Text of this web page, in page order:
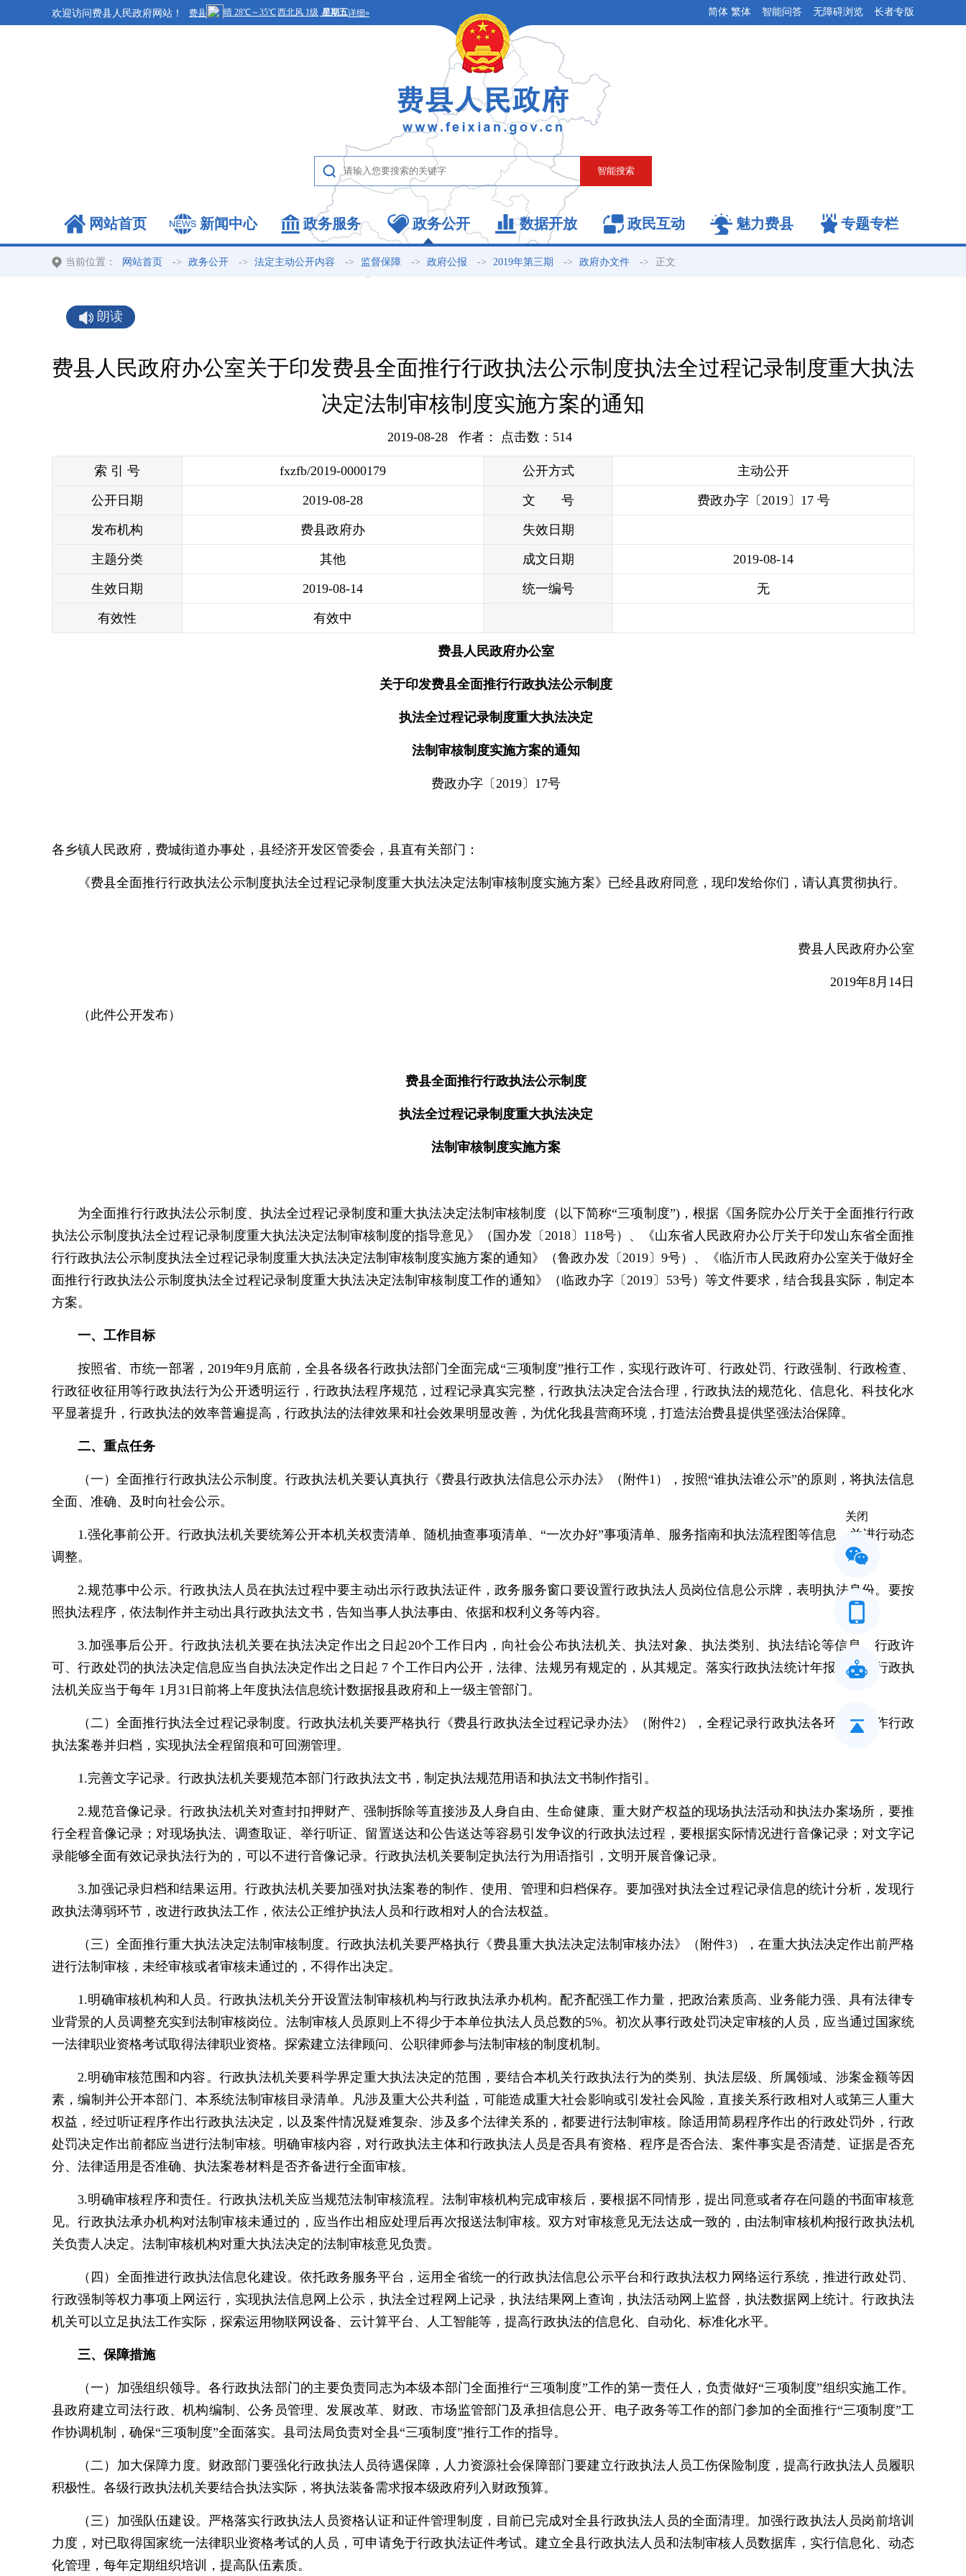
欢迎访问费县人民政府网站！ 智能问答 无障碍浏览 长者专版
简体 繁体
网站首页 新闻中心 政务服务 政务公开 数据开放 政民互动 魅力费县 专题专栏
当前位置： 网站首页 -> 政务公开 -> 法定主动公开内容 -> 监督保障 -> 政府公报 -> 2019年第三期 -> 政府办文件 -> 正文
朗读
费县人民政府办公室关于印发费县全面推行行政执法公示制度执法全过程记录制度重大执法
决定法制审核制度实施方案的通知
2019-08-28 作者： 点击数： 514
索 引 号 fxzfb/2019-0000179 公开方式 主动公开
公开日期 2019-08-28 文 号 费政办字〔2019〕17 号
发布机构 费县政府办 失效日期
主题分类 其他 成文日期 2019-08-14
生效日期 2019-08-14 统一编号 无
有效性 有效中
费县人民政府办公室
关于印发费县全面推行行政执法公示制度
执法全过程记录制度重大执法决定
法制审核制度实施方案的通知
费政办字〔2019〕17号
各乡镇人民政府，费城街道办事处，县经济开发区管委会，县直有关部门：
《费县全面推行行政执法公示制度执法全过程记录制度重大执法决定法制审核制度实施方案》已经县政府同意，现印发给你们，请认真贯彻执行。
费县人民政府办公室
2019年8月14日
（此件公开发布）
费县全面推行行政执法公示制度
执法全过程记录制度重大执法决定
法制审核制度实施方案
为全面推行行政执法公示制度、执法全过程记录制度和重大执法决定法制审核制度（以下简称“三项制度”)，根据《国务院办公厅关于全面推行行政
执法公示制度执法全过程记录制度重大执法决定法制审核制度的指导意见》（国办发〔2018〕118号）、《山东省人民政府办公厅关于印发山东省全面推
行行政执法公示制度执法全过程记录制度重大执法决定法制审核制度实施方案的通知》（鲁政办发〔2019〕9号）、《临沂市人民政府办公室关于做好全
面推行行政执法公示制度执法全过程记录制度重大执法决定法制审核制度工作的通知》（临政办字〔2019〕53号）等文件要求，结合我县实际，制定本
方案。
一、工作目标
按照省、市统一部署，2019年9月底前，全县各级各行政执法部门全面完成“三项制度”推行工作，实现行政许可、行政处罚、行政强制、行政检查、
行政征收征用等行政执法行为公开透明运行，行政执法程序规范，过程记录真实完整，行政执法决定合法合理，行政执法的规范化、信息化、科技化水
平显著提升，行政执法的效率普遍提高，行政执法的法律效果和社会效果明显改善，为优化我县营商环境，打造法治费县提供坚强法治保障。
二、重点任务
（一）全面推行行政执法公示制度。行政执法机关要认真执行《费县行政执法信息公示办法》（附件1），按照“谁执法谁公示”的原则，将执法信息
全面、准确、及时向社会公示。
1.强化事前公开。行政执法机关要统筹公开本机关权责清单、随机抽查事项清单、“一次办好”事项清单、服务指南和执法流程图等信息，并进行动态
调整。
2.规范事中公示。行政执法人员在执法过程中要主动出示行政执法证件，政务服务窗口要设置行政执法人员岗位信息公示牌，表明执法身份。要按
照执法程序，依法制作并主动出具行政执法文书，告知当事人执法事由、依据和权利义务等内容。
3.加强事后公开。行政执法机关要在执法决定作出之日起20个工作日内，向社会公布执法机关、执法对象、执法类别、执法结论等信息。行政许
可、行政处罚的执法决定信息应当自执法决定作出之日起 7 个工作日内公开，法律、法规另有规定的，从其规定。落实行政执法统计年报要求，行政执
法机关应当于每年 1月31日前将上年度执法信息统计数据报县政府和上一级主管部门。
（二）全面推行执法全过程记录制度。行政执法机关要严格执行《费县行政执法全过程记录办法》（附件2），全程记录行政执法各环节，制作行政
执法案卷并归档，实现执法全程留痕和可回溯管理。
1.完善文字记录。行政执法机关要规范本部门行政执法文书，制定执法规范用语和执法文书制作指引。
2.规范音像记录。行政执法机关对查封扣押财产、强制拆除等直接涉及人身自由、生命健康、重大财产权益的现场执法活动和执法办案场所，要推
行全程音像记录；对现场执法、调查取证、举行听证、留置送达和公告送达等容易引发争议的行政执法过程，要根据实际情况进行音像记录；对文字记
录能够全面有效记录执法行为的，可以不进行音像记录。行政执法机关要制定执法行为用语指引，文明开展音像记录。
3.加强记录归档和结果运用。行政执法机关要加强对执法案卷的制作、使用、管理和归档保存。要加强对执法全过程记录信息的统计分析，发现行
政执法薄弱环节，改进行政执法工作，依法公正维护执法人员和行政相对人的合法权益。
（三）全面推行重大执法决定法制审核制度。行政执法机关要严格执行《费县重大执法决定法制审核办法》（附件3），在重大执法决定作出前严格
进行法制审核，未经审核或者审核未通过的，不得作出决定。
1.明确审核机构和人员。行政执法机关分开设置法制审核机构与行政执法承办机构。配齐配强工作力量，把政治素质高、业务能力强、具有法律专
业背景的人员调整充实到法制审核岗位。法制审核人员原则上不得少于本单位执法人员总数的5%。初次从事行政处罚决定审核的人员，应当通过国家统
一法律职业资格考试取得法律职业资格。探索建立法律顾问、公职律师参与法制审核的制度机制。
2.明确审核范围和内容。行政执法机关要科学界定重大执法决定的范围，要结合本机关行政执法行为的类别、执法层级、所属领域、涉案金额等因
素，编制并公开本部门、本系统法制审核目录清单。凡涉及重大公共利益，可能造成重大社会影响或引发社会风险，直接关系行政相对人或第三人重大
权益，经过听证程序作出行政执法决定，以及案件情况疑难复杂、涉及多个法律关系的，都要进行法制审核。除适用简易程序作出的行政处罚外，行政
处罚决定作出前都应当进行法制审核。明确审核内容，对行政执法主体和行政执法人员是否具有资格、程序是否合法、案件事实是否清楚、证据是否充
分、法律适用是否准确、执法案卷材料是否齐备进行全面审核。
3.明确审核程序和责任。行政执法机关应当规范法制审核流程。法制审核机构完成审核后，要根据不同情形，提出同意或者存在问题的书面审核意
见。行政执法承办机构对法制审核未通过的，应当作出相应处理后再次报送法制审核。双方对审核意见无法达成一致的，由法制审核机构报行政执法机
关负责人决定。法制审核机构对重大执法决定的法制审核意见负责。
（四）全面推进行政执法信息化建设。依托政务服务平台，运用全省统一的行政执法信息公示平台和行政执法权力网络运行系统，推进行政处罚、
行政强制等权力事项上网运行，实现执法信息网上公示，执法全过程网上记录，执法结果网上查询，执法活动网上监督，执法数据网上统计。行政执法
机关可以立足执法工作实际，探索运用物联网设备、云计算平台、人工智能等，提高行政执法的信息化、自动化、标准化水平。
三、保障措施
（一）加强组织领导。各行政执法部门的主要负责同志为本级本部门全面推行“三项制度”工作的第一责任人，负责做好“三项制度”组织实施工作。
县政府建立司法行政、机构编制、公务员管理、发展改革、财政、市场监管部门及承担信息公开、电子政务等工作的部门参加的全面推行“三项制度”工
作协调机制，确保“三项制度”全面落实。县司法局负责对全县“三项制度”推行工作的指导。
（二）加大保障力度。财政部门要强化行政执法人员待遇保障，人力资源社会保障部门要建立行政执法人员工伤保险制度，提高行政执法人员履职
积极性。各级行政执法机关要结合执法实际，将执法装备需求报本级政府列入财政预算。
（三）加强队伍建设。严格落实行政执法人员资格认证和证件管理制度，目前已完成对全县行政执法人员的全面清理。加强行政执法人员岗前培训
力度，对已取得国家统一法律职业资格考试的人员，可申请免于行政执法证件考试。建立全县行政执法人员和法制审核人员数据库，实行信息化、动态
化管理，每年定期组织培训，提高队伍素质。
关闭